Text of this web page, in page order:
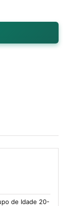
de Idade 20-